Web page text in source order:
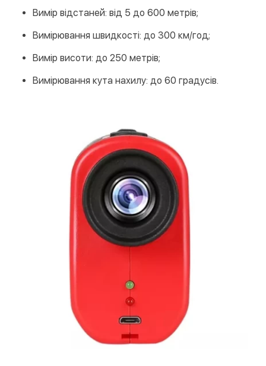
Покупка частинами (Монобанк)
Вимір відстаней: від 5 до 600 метрів;
Вимірювання швидкості: до 300 км/год;
Вимір висоти: до 250 метрів;
Вимірювання кута нахилу: до 60 градусів.